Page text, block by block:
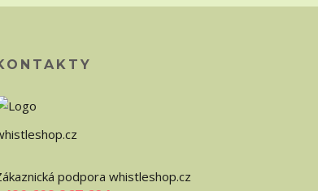
podpora whistleshop.cz